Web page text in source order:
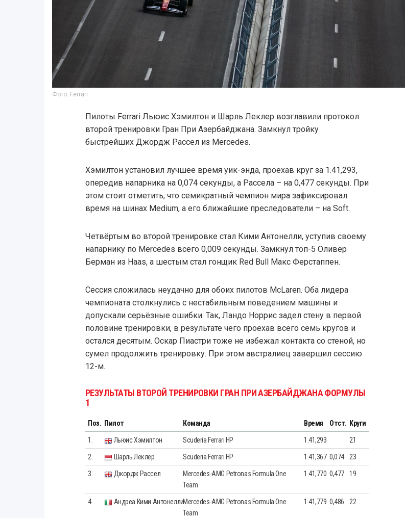
Фото: Ferrari
Пилоты Ferrari Льюис Хэмилтон и Шарль Леклер возглавили протокол
второй тренировки Гран При Азербайджана. Замкнул тройку
быстрейших Джордж Рассел из Mercedes.
Хэмилтон установил лучшее время уик-энда, проехав круг за 1.41,293,
опередив напарника на 0,074 секунды, а Рассела – на 0,477 секунды. При
этом стоит отметить, что семикратный чемпион мира зафиксировал
время на шинах Medium, а его ближайшие преследователи – на Soft.
Четвёртым во второй тренировке стал Кими Антонелли, уступив своему
напарнику по Mercedes всего 0,009 секунды. Замкнул топ-5 Оливер
Берман из Haas, а шестым стал гонщик Red Bull Макс Ферстаппен.
Сессия сложилась неудачно для обоих пилотов McLaren. Оба лидера
чемпионата столкнулись с нестабильным поведением машины и
допускали серьёзные ошибки. Так, Ландо Норрис задел стену в первой
половине тренировки, в результате чего проехав всего семь кругов и
остался десятым. Оскар Пиастри тоже не избежал контакта со стеной, но
сумел продолжить тренировку. При этом австралиец завершил сессию
12-м.
РЕЗУЛЬТАТЫ ВТОРОЙ ТРЕНИРОВКИ ГРАН ПРИ АЗЕРБАЙДЖАНА ФОРМУЛЫ
1
Поз. Пилот Команда Время Отст. Круги
1. Льюис Хэмилтон Scuderia Ferrari HP 1.41,293 21
2. Шарль Леклер Scuderia Ferrari HP 1.41,367 0,074 23
3. Джордж Рассел
Mercedes-AMG Petronas Formula One
Team
1.41,770 0,477 19
4. Андреа Кими АнтонеллиMercedes-AMG Petronas Formula One
Team
1.41,779 0,486 22